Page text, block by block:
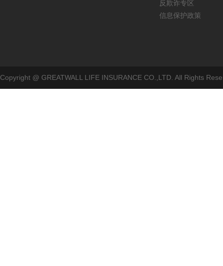
反欺诈专区
信息保护政策
Copyright @ GREATWALL LIFE INSURANCE CO.,LTD. All Rights